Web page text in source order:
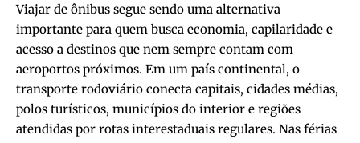
Viajar de ônibus segue sendo uma alternativa
importante para quem busca economia, capilaridade e
acesso a destinos que nem sempre contam com
aeroportos próximos. Em um país continental, o
transporte rodoviário conecta capitais, cidades médias,
polos turísticos, municípios do interior e regiões
atendidas por rotas interestaduais regulares. Nas férias